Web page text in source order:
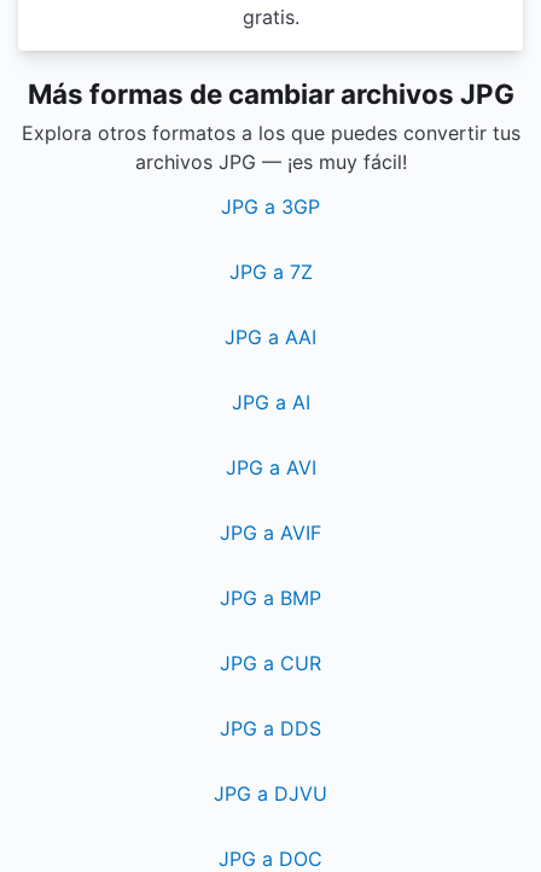
gratis.
Más formas de cambiar archivos JPG
Explora otros formatos a los que puedes convertir tus
archivos JPG — ¡es muy fácil!
JPG a 3GP
JPG a 7Z
JPG a AAI
JPG a AI
JPG a AVI
JPG a AVIF
JPG a BMP
JPG a CUR
JPG a DDS
JPG a DJVU
JPG a DOC